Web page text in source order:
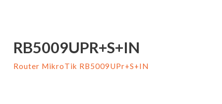
RB5009UPR+S+IN
Router MikroTik RB5009UPr+S+IN